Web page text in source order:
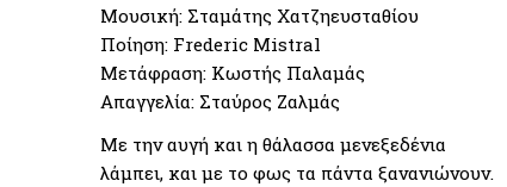
Μουσική: Σταμάτης Χατζηευσταθίου
Ποίηση: Frederic Mistral
Μετάφραση: Κωστής Παλαμάς
Απαγγελία: Σταύρος Ζαλμάς
Με την αυγή και η θάλασσα μενεξεδένια
λάμπει, και με το φως τα πάντα ξανανιώνουν.